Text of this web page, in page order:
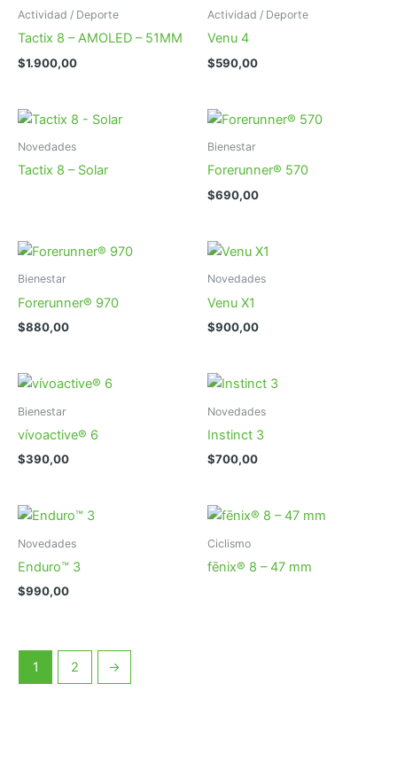
Actividad / Deporte
Tactix 8 – AMOLED – 51MM
$1.900,00
Actividad / Deporte
Venu 4
$590,00
Novedades
Tactix 8 – Solar
Bienestar
Forerunner® 570
$690,00
Bienestar
Forerunner® 970
$880,00
Novedades
Venu X1
$900,00
Bienestar
vívoactive® 6
$390,00
Novedades
Instinct 3
$700,00
Novedades
Enduro™ 3
$990,00
Ciclismo
fēnix® 8 – 47 mm
1 2 →